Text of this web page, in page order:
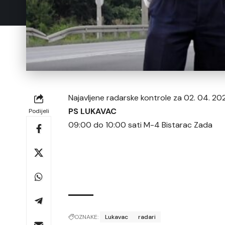
Podijeli
Najavljene radarske kontrole za 02. 04.
PS LUKAVAC
09:00 do 10:00 sati M-4 Bistarac Zada
OZNAKE: Lukavac radari